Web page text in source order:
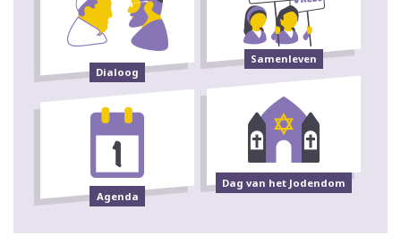
Dialoog
Samenleven
Agenda
Dag van het Jodendom